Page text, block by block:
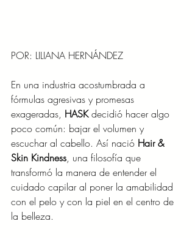
POR: LILIANA HERNÁNDEZ
En una industria acostumbrada a
fórmulas agresivas y promesas
exageradas, HASK decidió hacer algo
poco común: bajar el volumen y
escuchar al cabello. Así nació Hair &
Skin Kindness, una filosofía que
transformó la manera de entender el
cuidado capilar al poner la amabilidad
con el pelo y con la piel en el centro de
la belleza.